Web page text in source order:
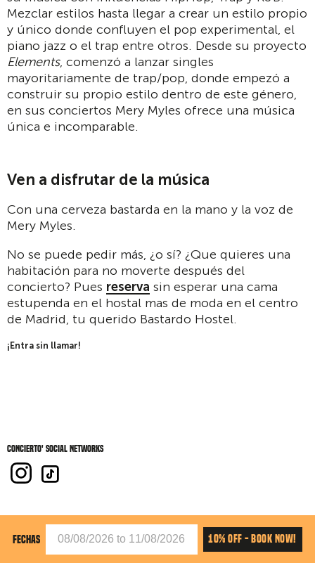
Mezclar estilos hasta llegar a crear un estilo propio
y único donde confluyen el pop experimental, el
piano jazz o el trap entre otros. Desde su proyecto
Elements, comenzó a lanzar singles
mayoritariamente de trap/pop, donde empezó a
construir su propio estilo dentro de este género,
en sus conciertos Mery Myles ofrece una música
única e incomparable.
Ven a disfrutar de la música
Con una cerveza bastarda en la mano y la voz de
Mery Myles.
No se puede pedir más, ¿o sí? ¿Que quieres una
habitación para no moverte después del
concierto? Pues reserva sin esperar una cama
estupenda en el hostal mas de moda en el centro
de Madrid, tu querido Bastardo Hostel.
¡Entra sin llamar!
Concierto' social networks
FECHAS 10% OFF - BOOK NOW!